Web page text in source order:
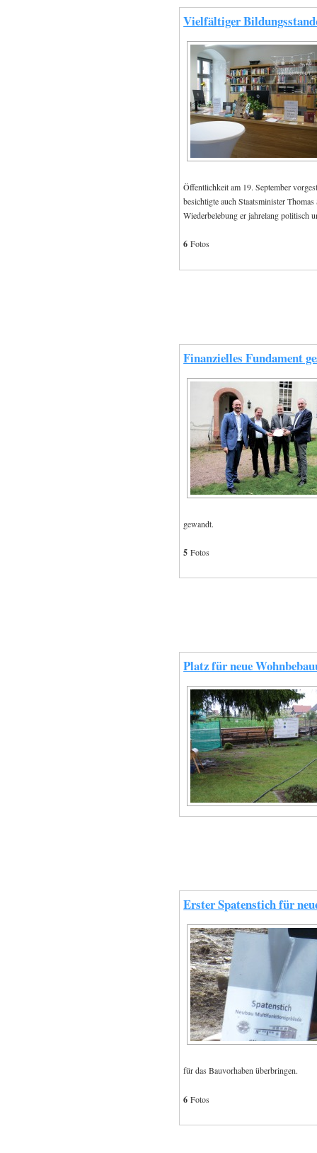
Vielfältiger
Öffentlichkeit am 19. September
besichtigte auch Staatsminister
Wiederbelebung er jahrelang politisch
6 Fotos
Finanzielles Fundament
gewandt.
5 Fotos
Platz für neue
Erster Spatenstich für
für das Bauvorhaben überbringen.
6 Fotos